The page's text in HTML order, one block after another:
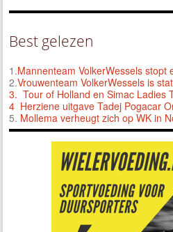
Best gelezen
1.Mannenteam VolkerWessels stopt
2.Vrouwenteam VolkerWessels is
3. Tour of Holland en Simac Ladies
4 Herziene uitgave Tadej Pogacar
5. Mollema verheugt zich op WK in